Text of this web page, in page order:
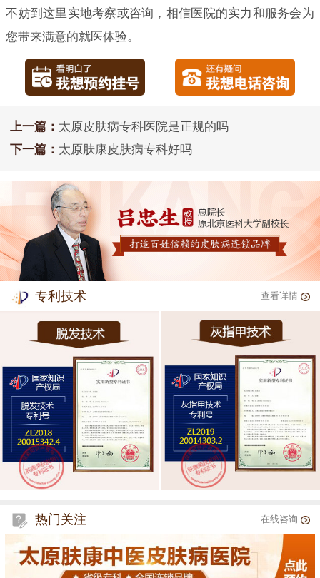
不妨到这里实地考察或咨询，相信医院的实力和服务会为
您带来满意的就医体验。
上一篇： 太原皮肤病专科医院是正规的吗
下一篇： 太原肤康皮肤病专科好吗
专利技术 查看详情
热门关注 在线咨询